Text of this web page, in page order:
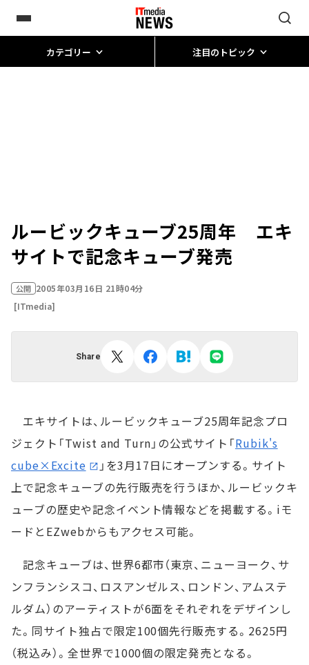
カテゴリー 注目のトピック
ルービックキューブ25周年 エキ
サイトで記念キューブ発売
公開 2005年03月16日 21時04分
[ITmedia]
Share
エキサイトは、ルービックキューブ25周年記念プロ
ジェクト「Twist and Turn」の公式サイト「Rubik's
cube×Excite
」を3月17日にオープンする。サイト
上で記念キューブの先行販売を行うほか、ルービックキ
ューブの歴史や記念イベント情報などを掲載する。iモ
ードとEZwebからもアクセス可能。
記念キューブは、世界6都市（東京、ニューヨーク、サ
ンフランシスコ、ロスアンゼルス、ロンドン、アムステ
ルダム）のアーティストが6面をそれぞれをデザインし
た。同サイト独占で限定100個先行販売する。2625円
（税込み）。全世界で1000個の限定発売となる。